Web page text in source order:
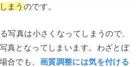
まう のです。
写真は小さくなってしまうので、
真となってしまいます。わざとぼ
合でも、 画質調整には気を付ける